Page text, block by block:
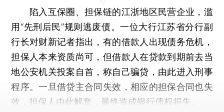
陷入互保圈、担保链的江浙地区民营企业，滥
用“先刑后民”规则逃废债。一位大行江苏省分行副
行长对财新记者指出，有的借款人出现债务危机，
担保人本来资质尚可，但借款人在贷款到期前去当
地公安机关投案自首，称自己骗贷，由此进入刑事
程序。一旦借贷主合同失效，相应的担保合同也失
效，担保人由此解套，最终造成银行债权损失。